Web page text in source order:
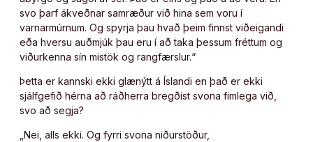
svo þarf ákveðnar samræður við hina sem voru í
varnarmúrnum. Og spyrja þau hvað þeim finnst viðeigandi
eða hversu auðmjúk þau eru í að taka þessum fréttum og
viðurkenna sín mistök og rangfærslur.“
Þetta er kannski ekki glænýtt á Íslandi en það er ekki
sjálfgefið hérna að ráðherra bregðist svona fimlega við,
svo að segja?
„Nei, alls ekki. Og fyrri svona niðurstöður,